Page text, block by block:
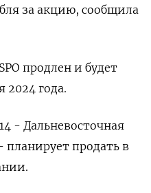
за акцию, сообщила
продлен и будет
2024 года.
- Дальневосточная
продать в